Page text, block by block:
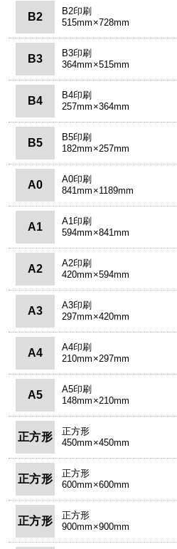
B2
B2印刷
515mm×728mm
B3
B3印刷
364mm×515mm
B4
B4印刷
257mm×364mm
B5
B5印刷
182mm×257mm
A0
A0印刷
841mm×1189mm
A1
A1印刷
594mm×841mm
A2
A2印刷
420mm×594mm
A3
A3印刷
297mm×420mm
A4
A4印刷
210mm×297mm
A5
A5印刷
148mm×210mm
正方形
正方形
450mm×450mm
正方形
正方形
600mm×600mm
正方形
正方形
900mm×900mm